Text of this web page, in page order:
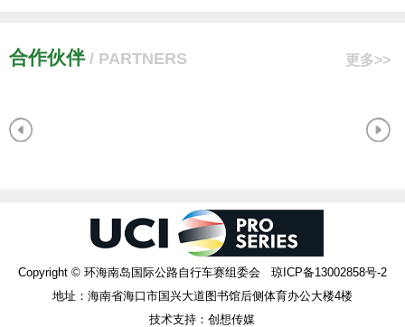
合作伙伴/ PARTNERS 更多>>
Copyright © 环海南岛国际公路自行车赛组委会 琼ICP备13002858号-2
地址：海南省海口市国兴大道图书馆后侧体育办公大楼4楼
技术支持：创想传媒